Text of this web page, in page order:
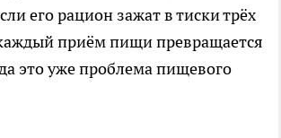
его рацион зажат в тиски трёх
приём пищи превращается
это уже проблема пищевого